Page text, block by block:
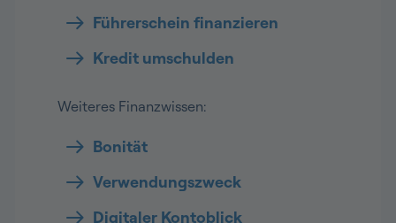
Führerschein finanzieren
Kredit umschulden
Weiteres Finanzwissen:
Bonität
Verwendungszweck
Digitaler Kontoblick